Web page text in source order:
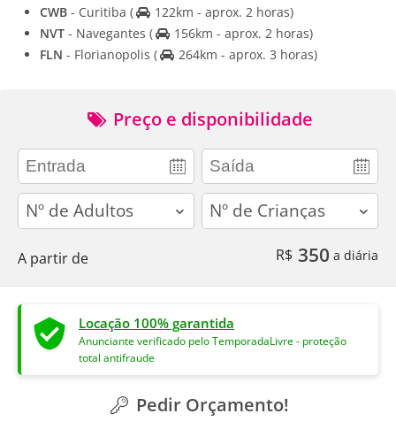
CWB - Curitiba (
122km - aprox. 2 horas)
NVT - Navegantes (
156km - aprox. 2 horas)
FLN - Florianopolis ( 264km - aprox. 3 horas)
Preço e disponibilidade
adults children
A partir de R$ 350 a diária
Locação 100% garantida
Anunciante verificado pelo TemporadaLivre - proteção
total antifraude
Pedir Orçamento!